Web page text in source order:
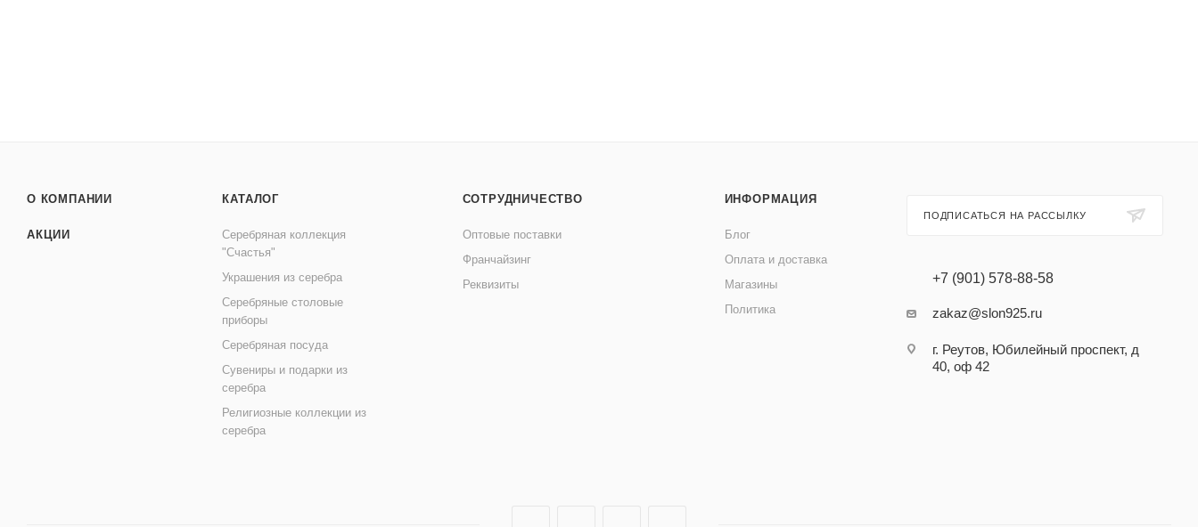
О КОМПАНИИ
АКЦИИ
КАТАЛОГ
Серебряная коллекция
"Счастья"
Украшения из серебра
Серебряные столовые
приборы
Серебряная посуда
Сувениры и подарки из
серебра
Религиозные коллекции из
серебра
СОТРУДНИЧЕСТВО
Оптовые поставки
Франчайзинг
Реквизиты
ИНФОРМАЦИЯ
Блог
Оплата и доставка
Магазины
Политика
ПОДПИСАТЬСЯ НА РАССЫЛКУ
+7 (901) 578-88-58
zakaz@slon925.ru
г. Реутов, Юбилейный проспект, д
40, оф 42